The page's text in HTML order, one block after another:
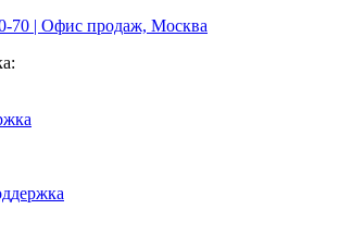
70 | Офис продаж, Москва